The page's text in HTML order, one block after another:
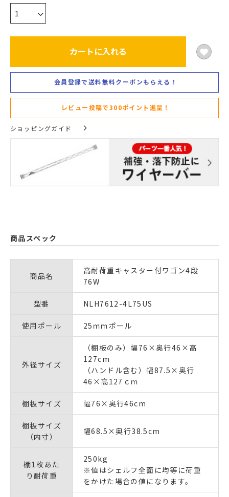
カートに入れる
会員登録で送料無料クーポンもらえる！
レビュー投稿で300ポイント進呈！
ショッピングガイド
商品スペック
商品名
高耐荷重キャスター付ワゴン4段
76W
型番 NLH7612-4L75US
使用ポール 25ｍｍポール
外径サイズ
（棚板のみ）幅76×奥行46×高
127cm
（ハンドル含む）幅87.5×奥行
46×高127ｃｍ
棚板サイズ 幅76×奥行46cm
棚板サイズ
（内寸）
幅68.5×奥行38.5cm
棚1枚あた
り耐荷重
250kg
※値はシェルフ全面に均等に荷重
をかけた場合の値になります。